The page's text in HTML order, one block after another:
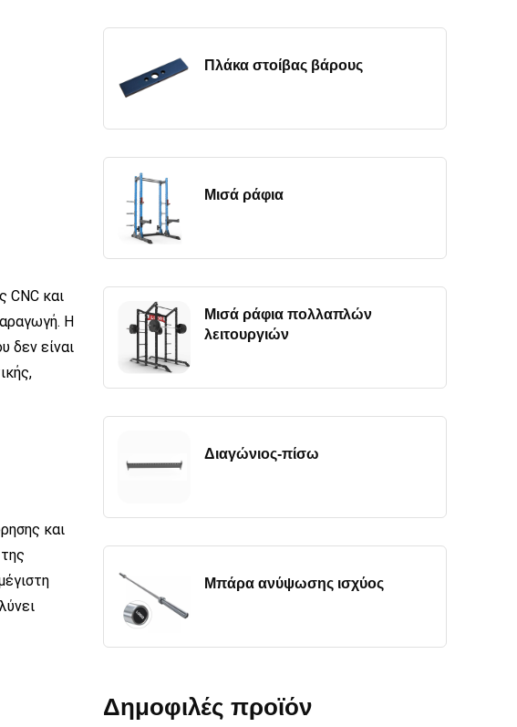
CNC και
Η
δεν είναι
και
Πλάκα στοίβας βάρους
Μισά ράφια
Μισά ράφια πολλαπλών
λειτουργιών
Διαγώνιος-πίσω
Μπάρα ανύψωσης ισχύος
Δημοφιλές προϊόν